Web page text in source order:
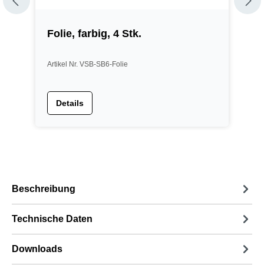
Folie, farbig, 4 Stk.
Artikel Nr. VSB-SB6-Folie
Details
Beschreibung
Technische Daten
Downloads